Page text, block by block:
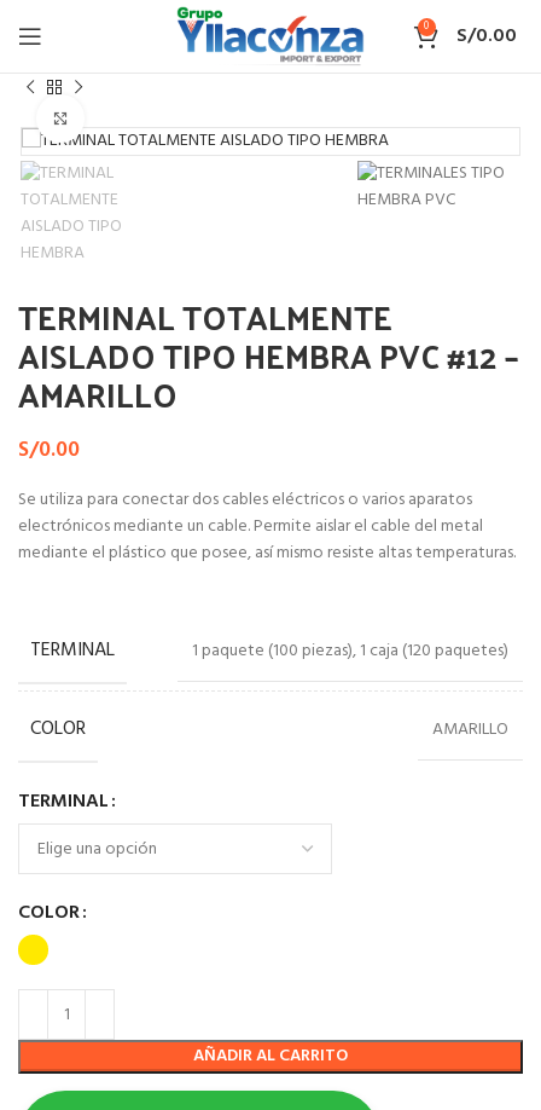
0 S/0.00
TERMINAL AISLADO TIPO HEMBRA PVC
TERMINAL TOTALMENTE
AISLADO TIPO HEMBRA PVC #12 –
AMARILLO
S/0.00
Se utiliza para conectar dos cables eléctricos o varios aparatos
electrónicos mediante un cable. Permite aislar el cable del metal
mediante el plástico que posee, así mismo resiste altas temperaturas.
TERMINAL 1 paquete (100 piezas), 1 caja (120 paquetes)
COLOR AMARILLO
TERMINAL
COLOR
AÑADIR AL CARRITO